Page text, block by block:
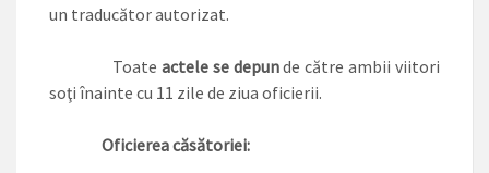
un traducător autorizat.
Toate actele se depunde către ambii viitori
soţi înainte cu 11 zile de ziua oficierii.
Oficierea căsătoriei: